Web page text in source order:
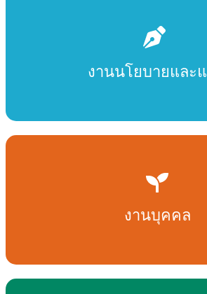
งานนโยบายและ
งานบุคคล